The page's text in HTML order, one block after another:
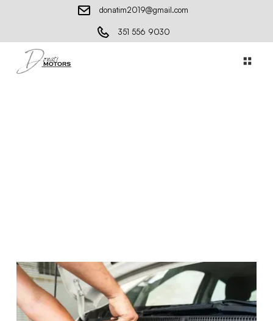
donatim2019@gmail.com
351 556 9030
Perché la manutenzione è
fondamentale ? Ecco 5